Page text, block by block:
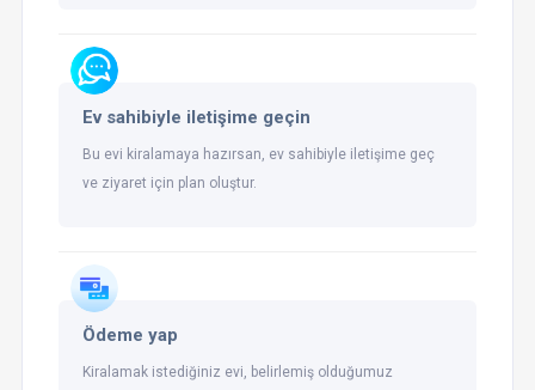
Ev sahibiyle iletişime geçin
Bu evi kiralamaya hazırsan, ev sahibiyle iletişime geç
ve ziyaret için plan oluştur.
Ödeme yap
Kiralamak istediğiniz evi, belirlemiş olduğumuz